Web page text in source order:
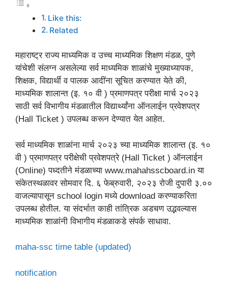
Like this:
Related
महाराष्ट्र राज्य माध्यमिक व उच्च माध्यमिक शिक्षण मंडळ, पुणे
यांचेशी संलग्न असलेल्या सर्व माध्यमिक शाळांचे मुख्याध्यापक,
शिक्षक, विद्यार्थी व पालक आदींना सूचित करण्यात येते की,
माध्यमिक शालान्त (इ. १० वी ) प्रमाणपत्र परीक्षा मार्च २०२३
साठी सर्व विभागीय मंडळातील विद्यार्थ्यांना ऑनलाईन प्रवेशपत्र
(Hall Ticket ) उपलब्ध करून देण्यात येत आहेत.
सर्व माध्यमिक शाळांना मार्च २०२३ च्या माध्यमिक शालान्त (इ. १०
वी ) प्रमाणपत्र परीक्षेची प्रवेशपत्रे (Hall Ticket ) ऑनलाईन
(Online) पध्दतीने मंडळाच्या www.mahahsscboard.in या
संकेतस्थळावर सोमवार दि. ६ फेब्रुवारी, २०२३ रोजी दुपारी ३.००
वाजल्यापासून school login मध्ये download करण्याकरिता
उपलब्ध होतील. या संदर्भात काही तांत्रिक अडचण उद्भवल्यास
माध्यमिक शाळांनी विभागीय मंडळाकडे संपर्क साधावा.
maha-ssc time table (updated)
notification